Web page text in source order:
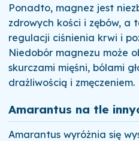
Ponadto, magnez jest
zdrowych kości i zębów, a
regulacji ciśnienia krwi i
Niedobór magnezu może
skurczami mięśni, bólami
drażliwością i zmęczeniem.
Amarantus na tle
Amarantus wyróżnia się